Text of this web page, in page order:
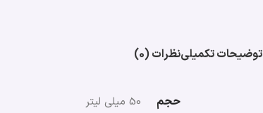
توضیحات تکمیلینظرات (0)
حجم 50 میلی لیتر